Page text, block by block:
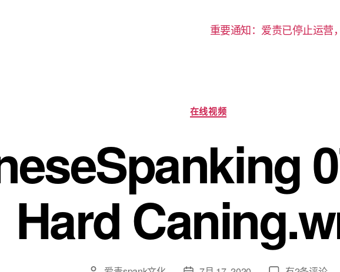
重要通知：爱责已停止运营
分
类
在线视频
Hard